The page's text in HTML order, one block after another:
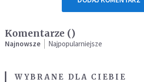
Komentarze ()
Najnowsze Najpopularniejsze
WYBRANE DLA CIEBIE